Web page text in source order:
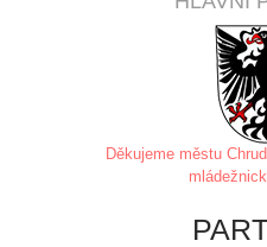
Děkujeme městu